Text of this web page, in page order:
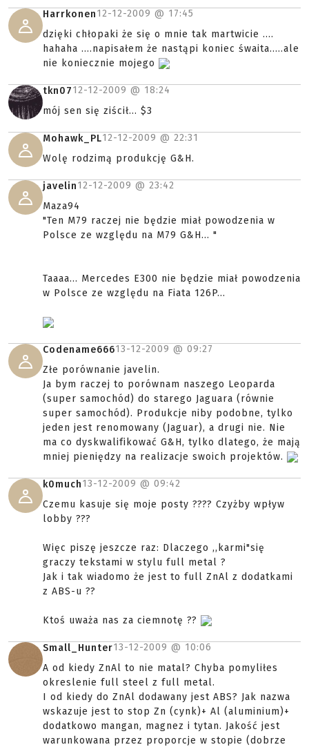
Harrkonen12-12-2009 @ 17:45
dzięki chłopaki że się o mnie tak martwicie ....
hahaha ....napisałem że nastąpi koniec śwaita.....ale
nie koniecznie mojego
tkn0712-12-2009 @ 18:24
mój sen się ziścił... $3
Mohawk_PL12-12-2009 @ 22:31
Wolę rodzimą produkcję G&H.
javelin12-12-2009 @ 23:42
Maza94
"Ten M79 raczej nie będzie miał powodzenia w
Polsce ze względu na M79 G&H... "
Taaaa... Mercedes E300 nie będzie miał powodzenia
w Polsce ze względu na Fiata 126P...
Codename66613-12-2009 @ 09:27
Złe porównanie javelin.
Ja bym raczej to porównam naszego Leoparda
(super samochód) do starego Jaguara (równie
super samochód). Produkcje niby podobne, tylko
jeden jest renomowany (Jaguar), a drugi nie. Nie
ma co dyskwalifikować G&H, tylko dlatego, że mają
mniej pieniędzy na realizacje swoich projektów.
k0much13-12-2009 @ 09:42
Czemu kasuje się moje posty ???? Czyżby wpływ
lobby ???
Więc piszę jeszcze raz: Dlaczego ,,karmi"się
graczy tekstami w stylu full metal ?
Jak i tak wiadomo że jest to full ZnAl z dodatkami
z ABS-u ??
Ktoś uważa nas za ciemnotę ??
Small_Hunter13-12-2009 @ 10:06
A od kiedy ZnAl to nie matal? Chyba pomyliłes
okreslenie full steel z full metal.
I od kiedy do ZnAl dodawany jest ABS? Jak nazwa
wskazuje jest to stop Zn (cynk)+ Al (aluminium)+
dodatkowo mangan, magnez i tytan. Jakość jest
warunkowana przez proporcje w stopie (dobrze